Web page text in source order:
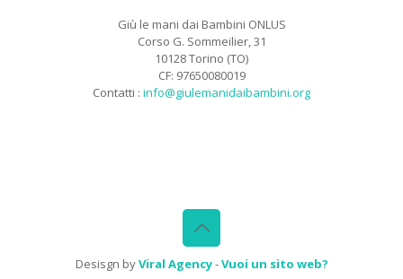
Giù le mani dai Bambini ONLUS
Corso G. Sommeilier, 31
10128 Torino (TO)
CF: 97650080019
Contatti : info@giulemanidaibambini.org
Desisgn byViral Agency-Vuoi un sito web?